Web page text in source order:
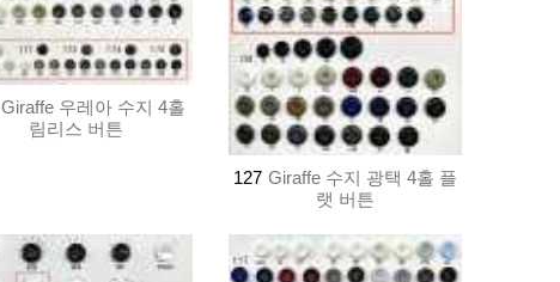
Giraffe 우레아 수지 4홀
림리스 버튼
127 Giraffe 수지 광택 4홀 플
랫 버튼